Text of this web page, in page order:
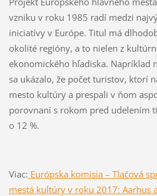
vzniku v roku 1985 radí medzi
iniciatívy v Európe. Titul má
okolité regióny, a to nielen z
ekonomického hľadiska. Napríklad
sa ukázalo, že počet turistov, ktorí
mesto kultúry a prespali v ňom
porovnaní s rokom pred udelením
o 12 %.
Viac: Európska komisia – Tlačová
mestá kultúry v roku 2017: Aarhus